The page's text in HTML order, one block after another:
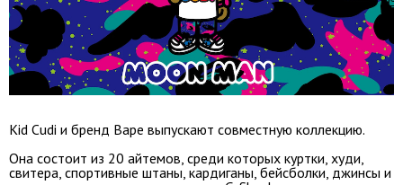
Kid Cudi и бренд Bape выпускают совместную коллекцию.
Она состоит из 20 айтемов, среди которых куртки, худи,
свитера, спортивные штаны, кардиганы, бейсболки, джинсы и